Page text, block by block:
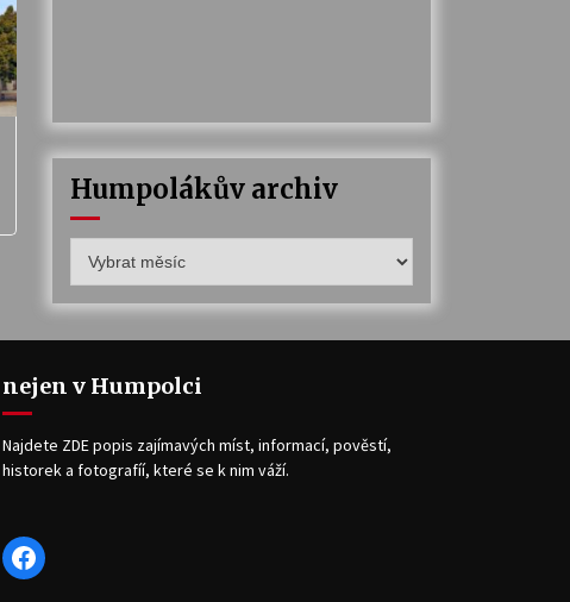
Humpolákův archiv
archiv
nejen v Humpolci
Najdete ZDE popis zajímavých míst, informací, pověstí,
historek a fotografíí, které se k nim váží.
Facebook